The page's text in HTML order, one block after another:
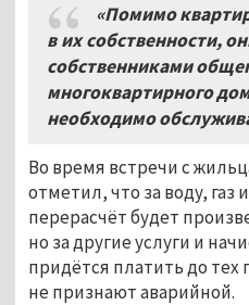
«Помимо
в их собственности,
собственниками
многоквартирного
необходимо
Во время встречи с
отметил, что за воду,
перерасчёт будет
но за другие услуги и
придётся платить до тех
не признают аварийной.